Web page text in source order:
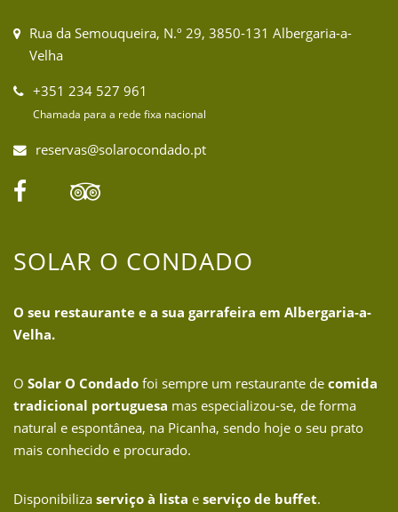
Rua da Semouqueira, N.º 29, 3850-131 Albergaria-a-
Velha
+351 234 527 961
Chamada para a rede fixa nacional
reservas@solarocondado.pt
SOLAR O CONDADO
O seu restaurante e a sua garrafeira em Albergaria-a-
Velha.
O Solar O Condado foi sempre um restaurante de comida
tradicional portuguesa mas especializou-se, de forma
natural e espontânea, na Picanha, sendo hoje o seu prato
mais conhecido e procurado.
Disponibiliza serviço à lista e serviço de buffet.